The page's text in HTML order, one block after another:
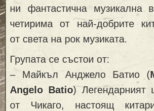
ни фантастична музикална
четирима от най-добрите
от света на рок музиката.
Групата се състои от:
– Майкъл Анджело Батио (
Angelo Batio) Легендарният
от Чикаго, настоящ